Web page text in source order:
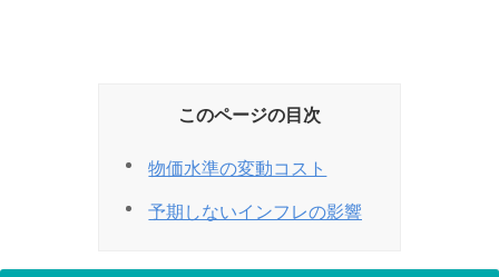
このページの目次
物価水準の変動コスト
予期しないインフレの影響